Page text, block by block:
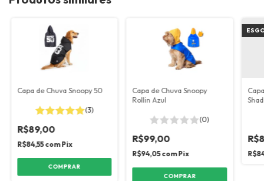
Capa de Chuva Snoopy 50
(3)
R$89,00
R$84,55com Pix
COMPRAR
Capa de Chuva Snoopy
Rollin Azul
(0)
R$99,00
R$94,05comPix
COMPRAR